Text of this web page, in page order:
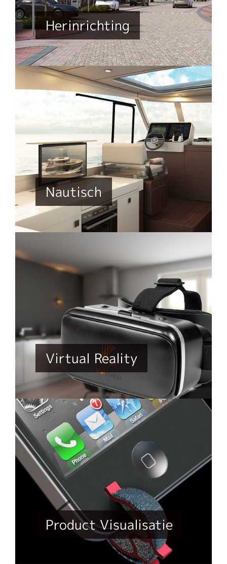
Herinrichting
Nautisch
Virtual Reality
Product Visualisatie